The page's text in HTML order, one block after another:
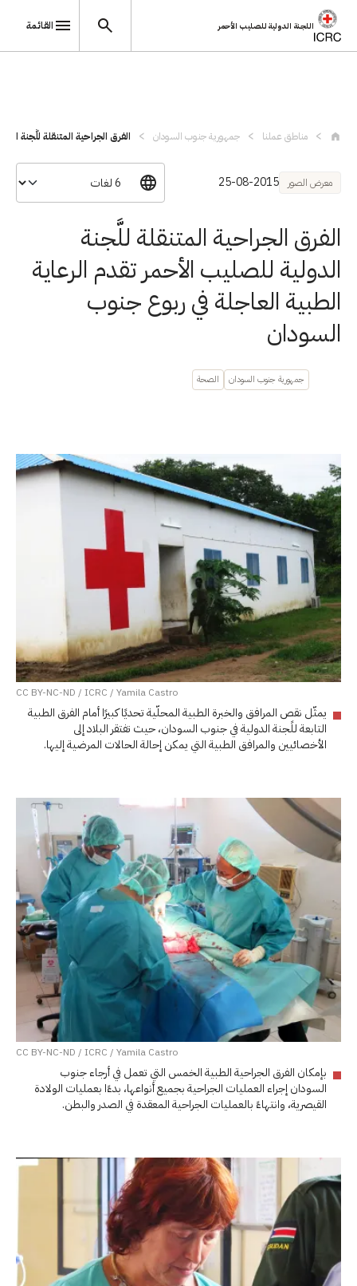
اللجنة الدولية للصليب الأحمر القائمة
مناطق عملنا جمهورية جنوب السودان الفرق الجراحية المتنقلة للَّجنة
معرض الصور 25-08-2015
الفرق الجراحية المتنقلة للَّجنة
الدولية للصليب الأحمر تقدم الرعاية
الطبية العاجلة في ربوع جنوب
السودان
جمهورية جنوب السودان الصحة
CC BY-NC-ND / ICRC / Yamila Castro
يمثّل نقص المرافق والخبرة الطبية المحلّية تحديًا كبيرًا أمام الفرق الطبية
التابعة للًجنة الدولية في جنوب السودان، حيث تفتقر البلاد إلى
الأخصائيين والمرافق الطبية التي يمكن إحالة الحالات المرضية إليها.
CC BY-NC-ND / ICRC / Yamila Castro
بإمكان الفرق الجراحية الطبية الخمس التي تعمل في أرجاء جنوب
السودان إجراء العمليات الجراحية بجميع أنواعها، بدءًا بعمليات الولادة
القيصرية، وانتهاءً بالعمليات الجراحية المعقدة في الصدر والبطن.